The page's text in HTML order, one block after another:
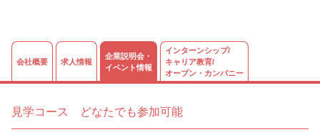
会社概要 求人情報
企業説明会・
イベント情報
インターンシップ/
キャリア教育/
オープン・カンパニー
見学コース どなたでも参加可能